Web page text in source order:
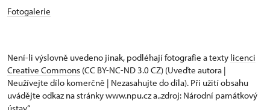
Fotogalerie
Není-li výslovně uvedeno jinak, podléhají fotografie a texty licenci
Creative Commons (CC BY-NC-ND 3.0 CZ) (Uveďte autora |
Neužívejte dílo komerčně | Nezasahujte do díla). Při užití obsahu
uvádějte odkaz na stránky www.npu.cz a „zdroj: Národní památkový